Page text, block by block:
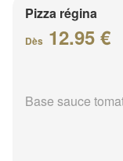
Pizza régina
Dès 12.95 €
Base sauce